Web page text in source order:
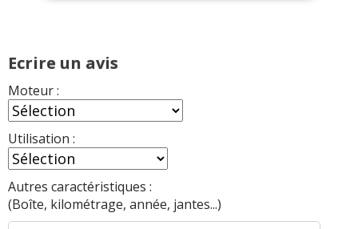
Ecrire un avis
Moteur :
Utilisation :
Autres caractéristiques :
(Boîte, kilométrage, année, jantes...)